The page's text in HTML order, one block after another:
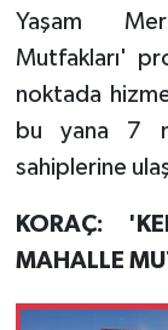
Yaşam
Mutfakları'
noktada
bu yana 7
sahiplerine
KORAÇ:
MAHALLE